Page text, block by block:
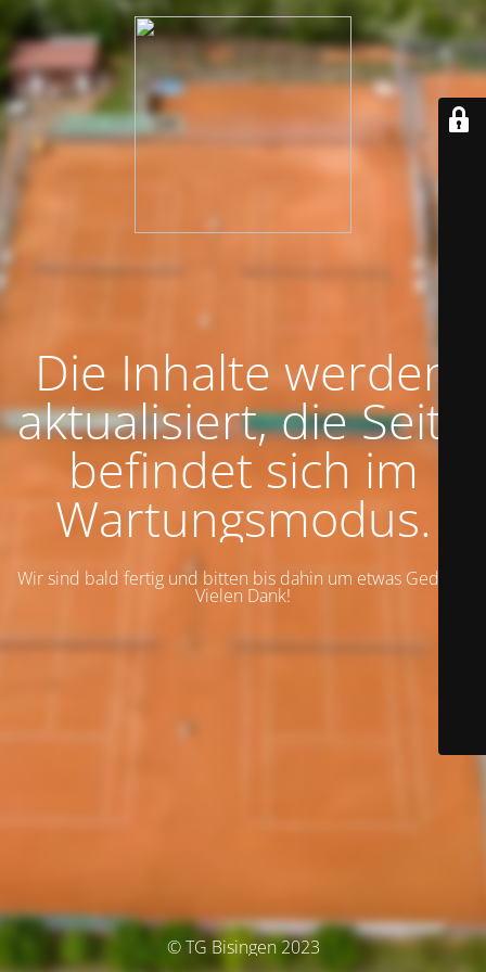
Die Inhalte werden
aktualisiert, die Seite
befindet sich im
Wartungsmodus.
Wir sind bald fertig und bitten bis dahin um etwas Geduld.
Vielen Dank!
© TG Bisingen 2023